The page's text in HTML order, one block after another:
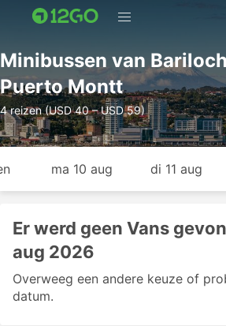
Minibussen van
Puerto Montt
4 reizen (USD 40 – USD 59)
ma 10 aug di 11 aug
Er werd geen Vans
aug 2026
Overweeg een andere keuze of
datum.